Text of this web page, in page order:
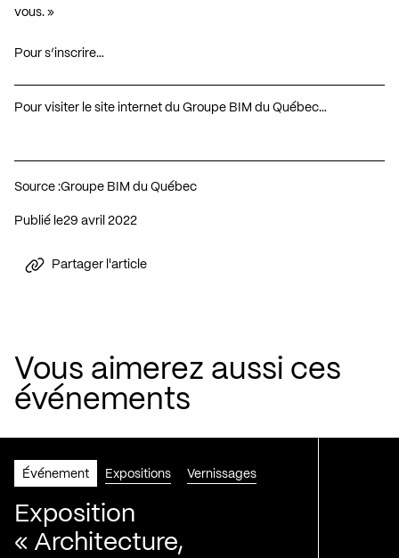
vous. »
Pour s’inscrire…
Pour visiter le site internet du Groupe BIM du Québec…
Source :Groupe BIM du Québec
Publié le 29 avril 2022
Partager l'article
Vous aimerez aussi ces
événements
Événement Expositions Vernissages
Exposition
« Architecture,